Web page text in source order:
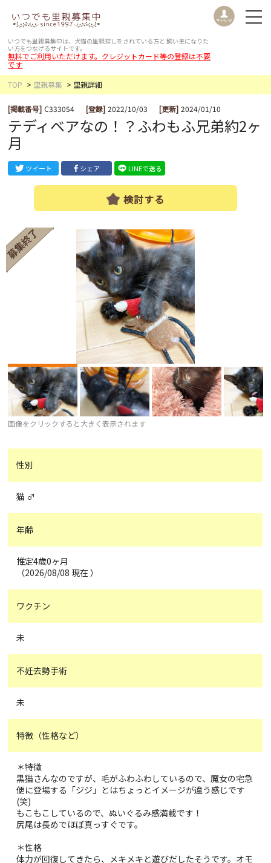
いつでも里親募集中は、犬猫の里親探しをされている方と 飼い主になりた
い方をつなげるサイトです。
無料でご利用いただけます。クレジットカード等の登録は不要
です
TOP
里親募集 里親詳細
[掲載番号] C333054 [登録] 2022/10/03 [更新] 2024/01/10
テディベアなの！？ふわもふ兄弟約2ヶ
月
ツイート シェア LINEで送る
検討する
画像をクリックすると大きく表示されます
性別
猫 ♂
年齢
推定4歳0ヶ月
（2026/08/08 現在 ）
ワクチン
未
不妊去勢手術
未
特徴（性格など）
＊特徴
黒猫さんなのですが、毛がふわふわしているので、魔女の宅急
便に登場する「ジジ」とはちょっとイメージが違う感じです
(笑)
もこもこしているので、ぬいぐるみ感満載です！
尻尾は長めでほぼ真っすぐです。
＊性格
体力が回復してきたら、メキメキと遊びだしたそうです。オモ